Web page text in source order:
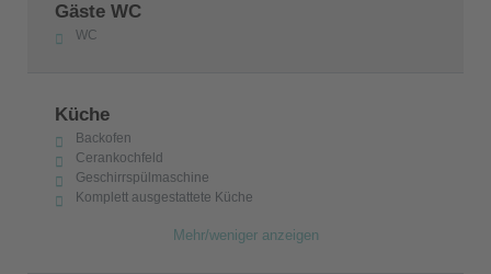
Gäste WC
WC
Küche
Backofen
Cerankochfeld
Geschirrspülmaschine
Komplett ausgestattete Küche
Mehr/weniger anzeigen